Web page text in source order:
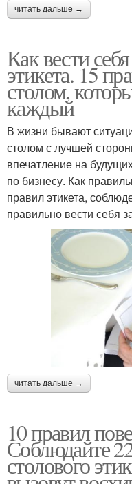
читать дальше →
Как вести
этикета. 15
столом,
каждый
В жизни бывают
столом с лучшей
впечатление на
по бизнесу. Как
правил этикета,
правильно вести себя
читать дальше →
10 правил
Соблюдайте
столового